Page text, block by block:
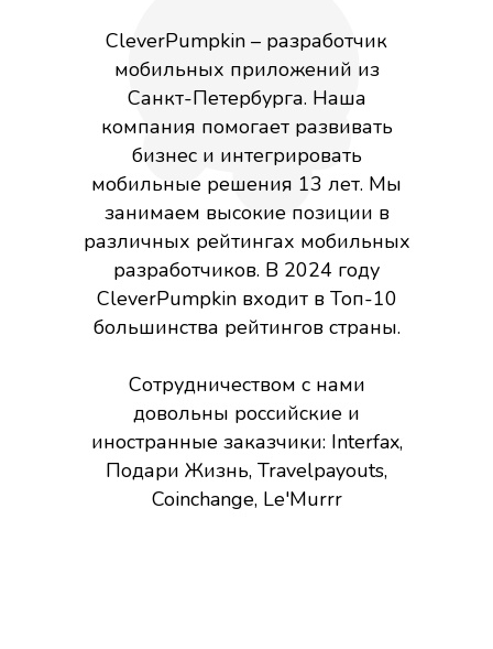
CleverPumpkin – разработчик
мобильных приложений из
Санкт-Петербурга. Наша
компания помогает развивать
бизнес и интегрировать
мобильные решения 13 лет. Мы
занимаем высокие позиции в
различных рейтингах мобильных
разработчиков. В 2024 году
CleverPumpkin входит в Топ-10
большинства рейтингов страны.
Сотрудничеством с нами
довольны российские и
иностранные заказчики: Interfax,
Подари Жизнь, Travelpayouts,
Coinchange, Le'Murrr